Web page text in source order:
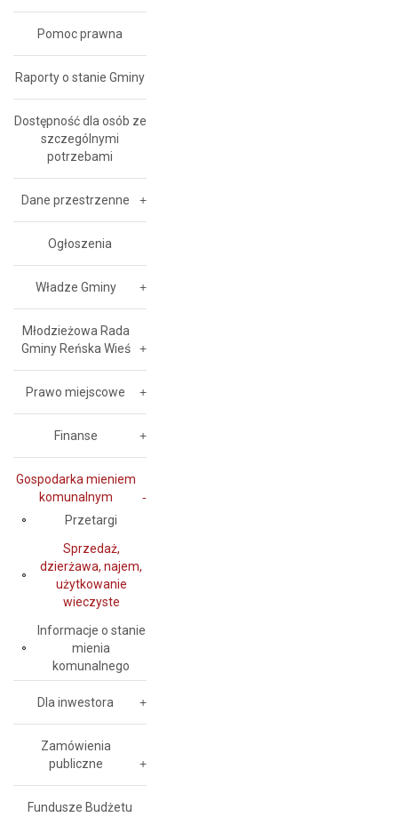
Pomoc prawna
Raporty o stanie Gminy
Dostępność dla osób ze
szczególnymi
potrzebami
Dane przestrzenne
Ogłoszenia
Władze Gminy
Młodzieżowa Rada
Gminy Reńska Wieś
Prawo miejscowe
Finanse
Gospodarka mieniem
komunalnym
Przetargi
Sprzedaż,
dzierżawa, najem,
użytkowanie
wieczyste
Informacje o stanie
mienia
komunalnego
Dla inwestora
Zamówienia
publiczne
Fundusze Budżetu